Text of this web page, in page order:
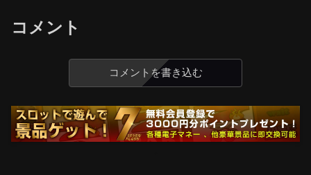
コメント
コメントを書き込む